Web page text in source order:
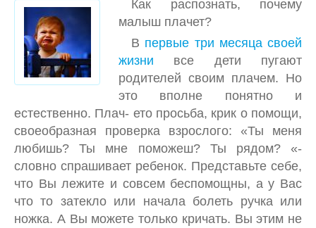
Белая Церковь Александрия | Чернигов |
Стрый | Дрогобыч | Херсон | Тернополь |
Ивано-Франковск | Кишинев
| Полтава | Кропивницкий
Луганск Борисполь Винница
Сумы | Днепр | Одесса Николаев
Запорожье | Житомир | Луцк Вараш |
Бровары | Ровно
КОЛЯСКИ
КРОВАТКА
МОЛОКООТСОСЫ
УКАЧИВАЮЩИЕ ЦЕНТРЫ ДЛЯ МАЛЫШЕЙ
ЭРГОРЮКЗАКИ
ХОДУНКИ, ТОЛКАТЕЛИ
КРОВАТЬ-МАНЕЖИ
МЕДИЦИНСКОЕ ОБОРУДОВАНИЕ
РАДИОНЯНЯ/ВИДЕОНЯНЯ
Как распознать, почему
малыш плачет?
В первые три месяца своей
жизни все дети пугают
родителей своим плачем. Но
это вполне понятно и
естественно. Плач- ето просьба, крик о помощи,
своеобразная проверка взрослого: «Ты меня
любишь? Ты мне поможеш? Ты рядом? «-
словно спрашивает ребенок. Представьте себе,
что Вы лежите и совсем беспомощны, а у Вас
что то затекло или начала болеть ручка или
ножка. А Вы можете только кричать. Вы этим не